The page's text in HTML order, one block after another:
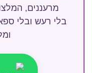
מרעננים,
בלי רעש ובלי